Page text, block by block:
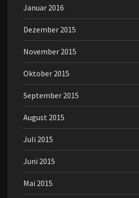
Januar 2016
Dezember 2015
November 2015
Oktober 2015
September 2015
August 2015
Juli 2015
Juni 2015
Mai 2015